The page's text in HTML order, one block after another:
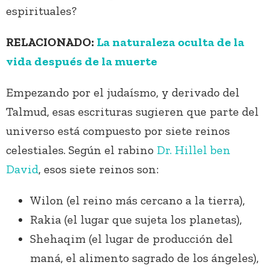
espirituales?
RELACIONADO: La naturaleza oculta de la
vida después de la muerte
Empezando por el judaísmo, y derivado del
Talmud, esas escrituras sugieren que parte del
universo está compuesto por siete reinos
celestiales. Según el rabino Dr. Hillel ben
David, esos siete reinos son:
Wilon (el reino más cercano a la tierra),
Rakia (el lugar que sujeta los planetas),
Shehaqim (el lugar de producción del
maná, el alimento sagrado de los ángeles),